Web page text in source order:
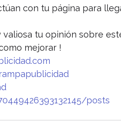
con tu página para
tu opinión sobre
mejorar !
posts